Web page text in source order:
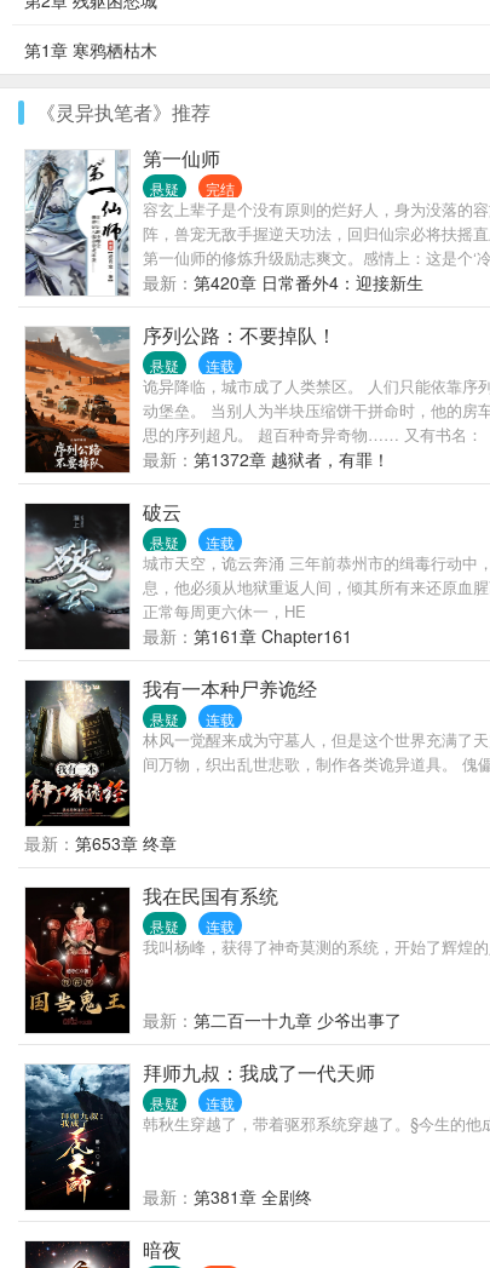
第1章 寒鸦栖枯木
《灵异执笔者》推荐
第一仙师
悬疑 完结
容玄上辈子是个没有原则的烂好人，身为没落的
阵，兽宠无敌手握逆天功法，回归仙宗必将扶摇
第一仙师的修炼升级励志爽文。感情上：这是个
柔攻年下，养成，励志…主受，1各位大大注意，
仙。灵皇巅峰会有天劫，渡劫失败绝大多数身死
（攻）的辉煌[大雾]一生。有兴趣请戳→→祝大大
主感情为辅，目标是不在一起天理不容的篇需要
最新： 第420章 日常番外4：迎接新生
序列公路：不要掉队！
悬疑 连载
诡异降临，城市成了人类禁区。 人们只能依靠序
动堡垒。 当别人为半块压缩饼干拼命时，他的
思的序列超凡。 超百种奇异奇物…… 又有书名：
最新： 第1372章 越狱者，有罪！
破云
悬疑 连载
城市天空，诡云奔涌 三年前恭州市的缉毒行动中
息，他必须从地狱重返人间，倾其所有来还原血
正常每周更六休一，HE
最新： 第161章 Chapter161
我有一本种尸养诡经
悬疑 连载
林风一觉醒来成为守墓人，但是这个世界充满了
间万物，织出乱世悲歌，制作各类诡异道具。 傀
最新： 第653章 终章
我在民国有系统
悬疑 连载
我叫杨峰，获得了神奇莫测的系统，开始了辉煌
最新： 第二百一十九章 少爷出事了
拜师九叔：我成了一代天师
悬疑 连载
韩秋生穿越了，带着驱邪系统穿越了。§今生的他
最新： 第381章 全剧终
暗夜